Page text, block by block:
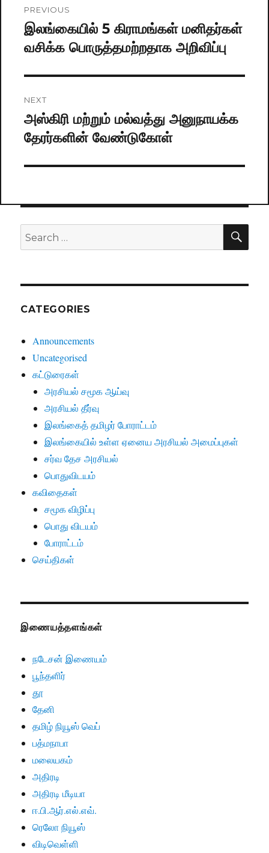
navigation
PREVIOUS
Previous
post:
இலங்கையில் 5 கிராமங்கள் மனிதர்கள்
வசிக்க பொருத்தமற்றதாக அறிவிப்பு
NEXT
Next
post:
அஸ்கிரி மற்றும் மல்வத்து அனுநாயக்க
தேரர்களின் வேண்டுகோள்
Search
for:
CATEGORIES
Announcements
Uncategorised
கட்டுரைகள்
அரசியல் சமூக ஆய்வு
அரசியல் தீர்வு
இலங்கைத் தமிழர் போராட்டம்
இலங்கையில் உள்ள ஏனைய அரசியல் அமைப்புகள்
சர்வ தேச அரசியல்
பொதுவிடயம்
கவிதைகள்
சமூக விழிப்பு
பொது விடயம்
போராட்டம்
செய்திகள்
இணையத்தளங்கள்
நடேசன் இணையம்
பூந்தளிர்
தூ
தேனி
தமிழ் நியூஸ் வெப்
பத்மநாபா
மலையகம்
அதிரடி
அதிரடி மீடியா
ஈ.பி.ஆர்.எல்.எவ்.
ரெலோ நியூஸ்
விடிவெள்ளி